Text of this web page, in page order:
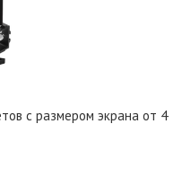
с размером экрана от 4